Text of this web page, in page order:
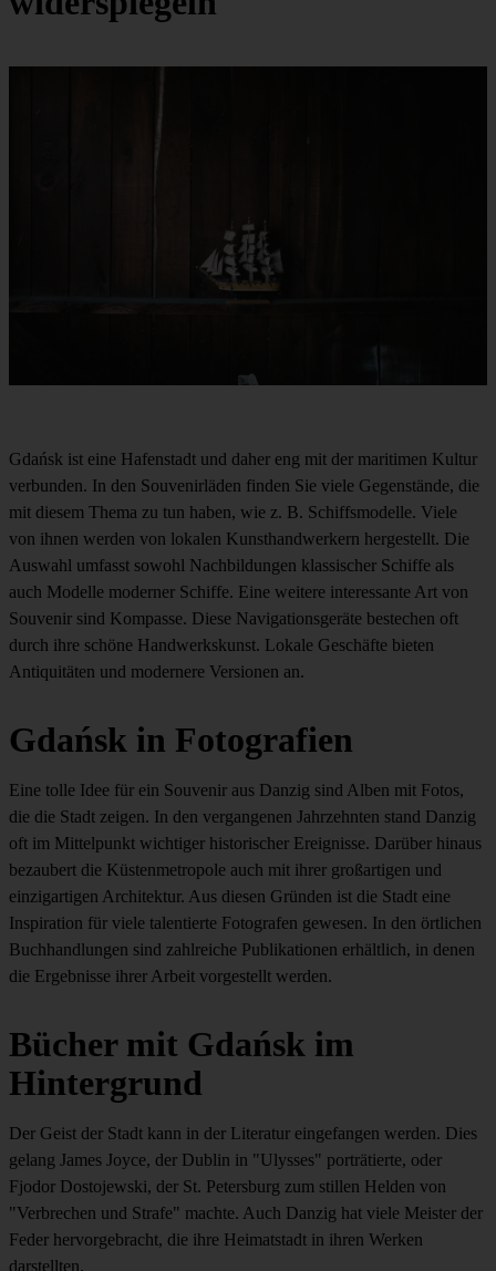
Gdańsk ist eine Hafenstadt und daher eng mit der maritimen Kultur
verbunden. In den Souvenirläden finden Sie viele Gegenstände, die
mit diesem Thema zu tun haben, wie z. B. Schiffsmodelle. Viele
von ihnen werden von lokalen Kunsthandwerkern hergestellt. Die
Auswahl umfasst sowohl Nachbildungen klassischer Schiffe als
auch Modelle moderner Schiffe. Eine weitere interessante Art von
Souvenir sind Kompasse. Diese Navigationsgeräte bestechen oft
durch ihre schöne Handwerkskunst. Lokale Geschäfte bieten
Antiquitäten und modernere Versionen an.
Gdańsk in Fotografien
Eine tolle Idee für ein Souvenir aus Danzig sind Alben mit Fotos,
die die Stadt zeigen. In den vergangenen Jahrzehnten stand Danzig
oft im Mittelpunkt wichtiger historischer Ereignisse. Darüber hinaus
bezaubert die Küstenmetropole auch mit ihrer großartigen und
einzigartigen Architektur. Aus diesen Gründen ist die Stadt eine
Inspiration für viele talentierte Fotografen gewesen. In den örtlichen
Buchhandlungen sind zahlreiche Publikationen erhältlich, in denen
die Ergebnisse ihrer Arbeit vorgestellt werden.
Bücher mit Gdańsk im
Hintergrund
Der Geist der Stadt kann in der Literatur eingefangen werden. Dies
gelang James Joyce, der Dublin in "Ulysses" porträtierte, oder
Fjodor Dostojewski, der St. Petersburg zum stillen Helden von
"Verbrechen und Strafe" machte. Auch Danzig hat viele Meister der
Feder hervorgebracht, die ihre Heimatstadt in ihren Werken
darstellten.